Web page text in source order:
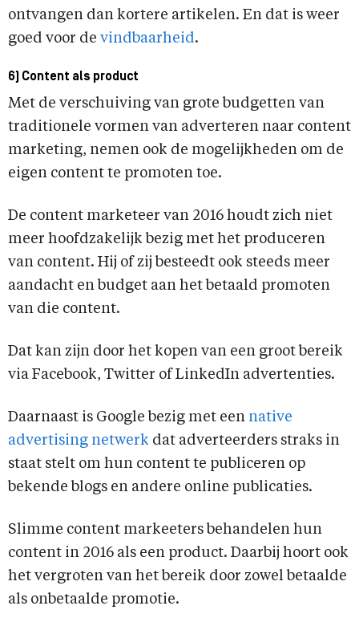
ontvangen dan kortere artikelen. En dat is weer
goed voor de vindbaarheid.
6) Content als product
Met de verschuiving van grote budgetten van
traditionele vormen van adverteren naar content
marketing, nemen ook de mogelijkheden om de
eigen content te promoten toe.
De content marketeer van 2016 houdt zich niet
meer hoofdzakelijk bezig met het produceren
van content. Hij of zij besteedt ook steeds meer
aandacht en budget aan het betaald promoten
van die content.
Dat kan zijn door het kopen van een groot bereik
via Facebook, Twitter of LinkedIn advertenties.
Daarnaast is Google bezig met een native
advertising netwerk dat adverteerders straks in
staat stelt om hun content te publiceren op
bekende blogs en andere online publicaties.
Slimme content markeeters behandelen hun
content in 2016 als een product. Daarbij hoort ook
het vergroten van het bereik door zowel betaalde
als onbetaalde promotie.